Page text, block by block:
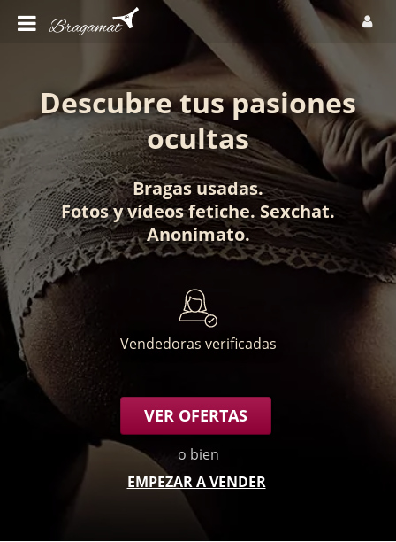
Descubre tus pasiones
ocultas
Bragas usadas.
Fotosyvídeos fetiche. Sexchat.
Anonimato.
Vendedoras verificadas
VER OFERTAS
o bien
EMPEZAR A VENDER